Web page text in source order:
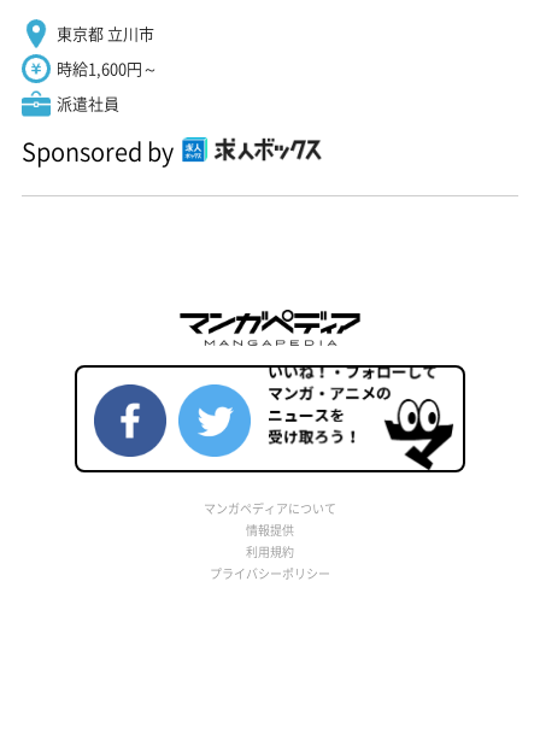
東京都 立川市
時給1,600円～
派遣社員
Sponsored by
マンガペディアについて
情報提供
利用規約
プライバシーポリシー